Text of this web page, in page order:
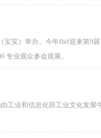
宝安）举办。今年fbif迎来第9
专业观众参会观展。
工业和信息化部工业文化发展